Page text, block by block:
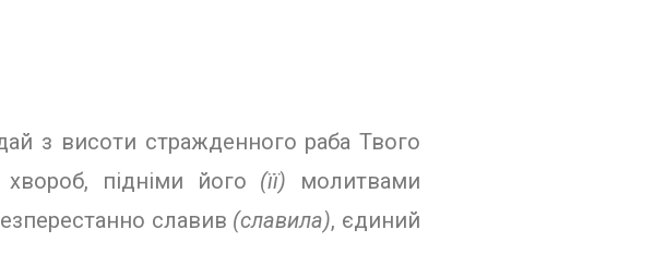
з висоти страж­денного раба Твого
підніми його (її) молитвами
славив (славила), єдиний